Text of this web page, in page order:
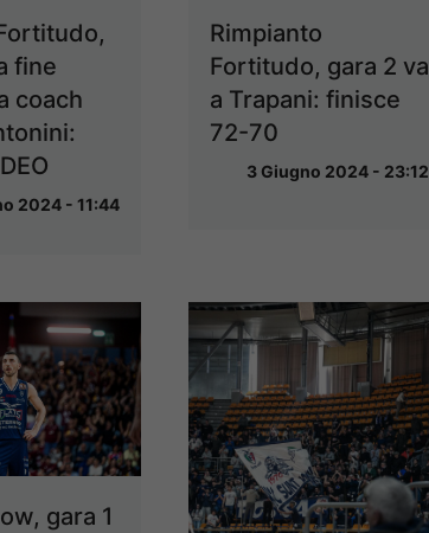
fine
coach
2024 - 11:44
Rimpianto
Fortitudo, gara 2 va
a Trapani: finisce
72-70
3 Giugno 2024 - 23:12
gara 1